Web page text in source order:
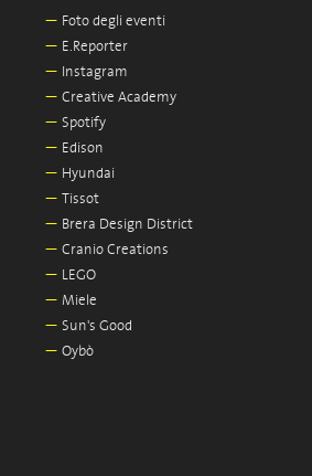
— Foto degli eventi
— E.Reporter
— Instagram
— Creative Academy
— Spotify
— Edison
— Hyundai
— Tissot
— Brera Design District
— Cranio Creations
— LEGO
— Miele
— Sun's Good
— Oybò